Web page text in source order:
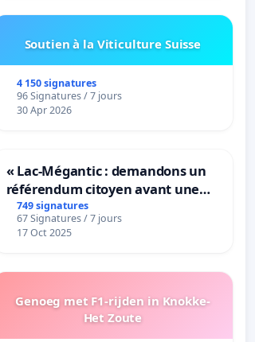
Soutien à la Viticulture Suisse
4 150 signatures
96 Signatures / 7 jours
30 Apr 2026
« Lac-Mégantic : demandons un
référendum citoyen avant une
transformation irréversible de
notre territoire »
749 signatures
67 Signatures / 7 jours
17 Oct 2025
Genoeg met F1-rijden in Knokke-
Het Zoute